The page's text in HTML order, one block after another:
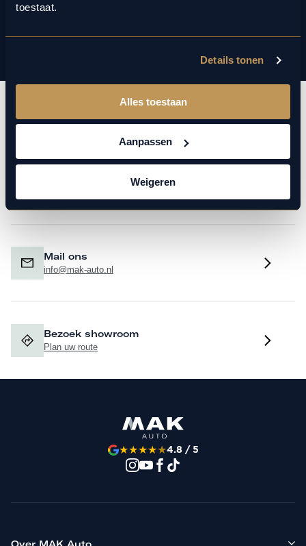
toestaat.
Details tonen
Alles toestaan
Aanpassen
Weigeren
Contact via WhatsApp
Mail ons
info@mak-auto.nl
Bezoek showroom
Plan uw route
★★★★★4.8 / 5